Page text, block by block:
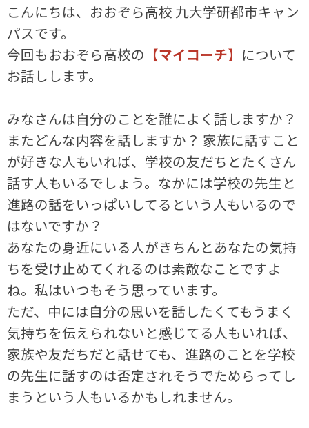
こんにちは、おおぞら高校 九大学研都市キャン
パスです。
今回もおおぞら高校の 【マイコーチ】 について
お話しします。
みなさんは自分のことを誰によく話しますか？
またどんな内容を話しますか？ 家族に話すこと
が好きな人もいれば、学校の友だちとたくさん
話す人もいるでしょう。なかには学校の先生と
進路の話をいっぱいしてるという人もいるので
はないですか？
あなたの身近にいる人がきちんとあなたの気持
ちを受け止めてくれるのは素敵なことですよ
ね。私はいつもそう思っています。
ただ、中には自分の思いを話したくてもうまく
気持ちを伝えられないと感じてる人もいれば、
家族や友だちだと話せても、進路のことを学校
の先生に話すのは否定されそうでためらってし
まうという人もいるかもしれません。